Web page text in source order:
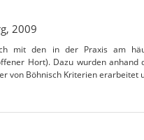
2009
mit den in der Praxis am
Hort). Dazu wurden anhand
von Böhnisch Kriterien